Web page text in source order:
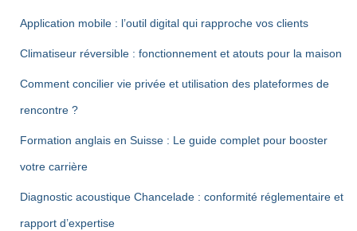
Application mobile : l’outil digital qui rapproche vos clients
Climatiseur réversible : fonctionnement et atouts pour la maison
Comment concilier vie privée et utilisation des plateformes de
rencontre ?
Formation anglais en Suisse : Le guide complet pour booster
votre carrière
Diagnostic acoustique Chancelade : conformité réglementaire et
rapport d’expertise